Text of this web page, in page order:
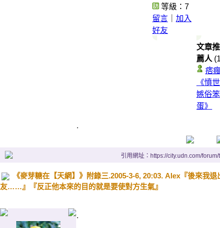
等級：7
留言
加入
好友
文章推
薦人
痞
《憤世
嫉俗笨
蛋》
.
引用網址：https://city.udn.com/
《麥芽糖在【天網】》附錄三.2005-3-6, 20:03. Alex『後來我
友……』『反正他本來的目的就是要使對方生氣』
.